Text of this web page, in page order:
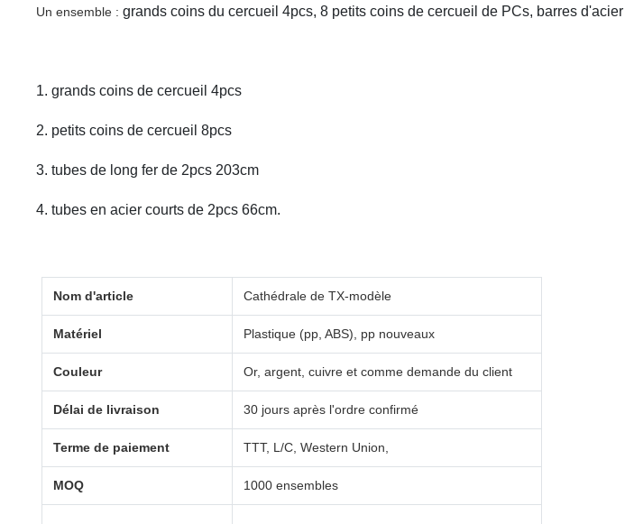
Un ensemble : grands coins du cercueil 4pcs, 8 petits coins de cercueil de PCs, barres
1. grands coins de cercueil 4pcs
2. petits coins de cercueil 8pcs
3. tubes de long fer de 2pcs 203cm
4. tubes en acier courts de 2pcs 66cm.
Nom d'article Cathédrale de TX-modèle
Matériel Plastique (pp, ABS), pp nouveaux
Couleur Or, argent, cuivre et comme demande du client
Délai de livraison 30 jours après l'ordre confirmé
Terme de paiement TTT, L/C, Western Union,
MOQ 1000 ensembles